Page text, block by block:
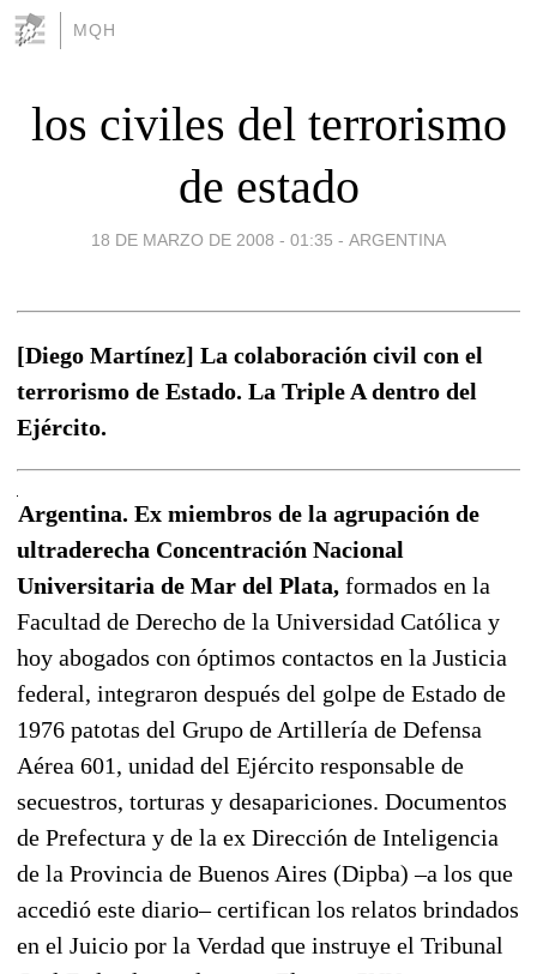
MQH
los civiles del terrorismo
de estado
18 DE MARZO DE 2008 - 01:35 - ARGENTINA
[Diego Martínez] La colaboración civil con el
terrorismo de Estado. La Triple A dentro del
Ejército.
Argentina. Ex miembros de la agrupación de
ultraderecha Concentración Nacional
Universitaria de Mar del Plata, formados en la
Facultad de Derecho de la Universidad Católica y
hoy abogados con óptimos contactos en la Justicia
federal, integraron después del golpe de Estado de
1976 patotas del Grupo de Artillería de Defensa
Aérea 601, unidad del Ejército responsable de
secuestros, torturas y desapariciones. Documentos
de Prefectura y de la ex Dirección de Inteligencia
de la Provincia de Buenos Aires (Dipba) –a los que
accedió este diario– certifican los relatos brindados
en el Juicio por la Verdad que instruye el Tribunal